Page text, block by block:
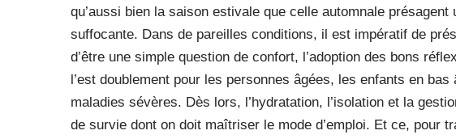
qu’aussi bien la saison estivale que celle automnale
suffocante. Dans de pareilles conditions, il est impératif de
d’être une simple question de confort, l’adoption des bons
l’est doublement pour les personnes âgées, les enfants en
maladies sévères. Dès lors, l’hydratation, l’isolation et la
de survie dont on doit maîtriser le mode d’emploi. Et ce, pour